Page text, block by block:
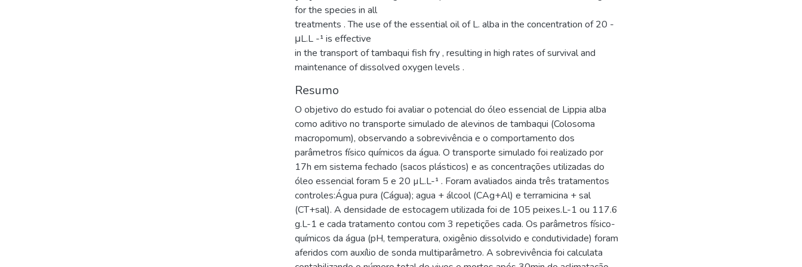
for the species in all
treatments . The use of the essential oil of L. alba in the concentration of 20 -
μL.L -¹ is effective
in the transport of tambaqui fish fry , resulting in high rates of survival and
maintenance of dissolved oxygen levels .
Resumo
O objetivo do estudo foi avaliar o potencial do óleo essencial de Lippia alba
como aditivo no transporte simulado de alevinos de tambaqui (Colosoma
macropomum), observando a sobrevivência e o comportamento dos
parâmetros físico químicos da água. O transporte simulado foi realizado por
17h em sistema fechado (sacos plásticos) e as concentrações utilizadas do
óleo essencial foram 5 e 20 µL.L-¹ . Foram avaliados ainda três tratamentos
controles:Água pura (Cágua); agua + álcool (CAg+Al) e terramicina + sal
(CT+sal). A densidade de estocagem utilizada foi de 105 peixes.L-1 ou 117.6
g.L-1 e cada tratamento contou com 3 repetições cada. Os parâmetros físico-
químicos da água (pH, temperatura, oxigênio dissolvido e condutividade) foram
aferidos com auxílio de sonda multiparâmetro. A sobrevivência foi calculata